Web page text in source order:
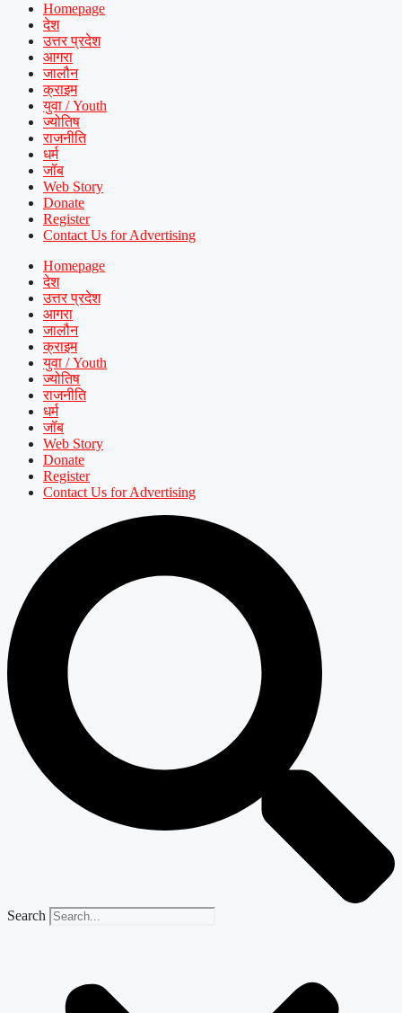
Homepage
देश
उत्तर प्रदेश
आगरा
जालौन
क्राइम
युवा / Youth
ज्योतिष
राजनीति
धर्म
जॉब
Web Story
Donate
Register
Contact Us for Advertising
Homepage
देश
उत्तर प्रदेश
आगरा
जालौन
क्राइम
युवा / Youth
ज्योतिष
राजनीति
धर्म
जॉब
Web Story
Donate
Register
Contact Us for Advertising
Search